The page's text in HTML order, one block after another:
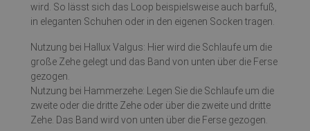
wird. So lässt sich das Loop beispielsweise auch barfuß,
in eleganten Schuhen oder in den eigenen Socken tragen.
Nutzung bei Hallux Valgus: Hier wird die Schlaufe um die
große Zehe gelegt und das Band von unten über die Ferse
gezogen.
Nutzung bei Hammerzehe: Legen Sie die Schlaufe um die
zweite oder die dritte Zehe oder über die zweite und dritte
Zehe. Das Band wird von unten über die Ferse gezogen.